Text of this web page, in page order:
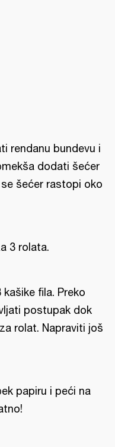
rendanu bundevu i
dodati šećer
šećer rastopi oko
3 rolata.
fila. Preko
postupak dok
rolat. Napraviti još
papiru i peći na